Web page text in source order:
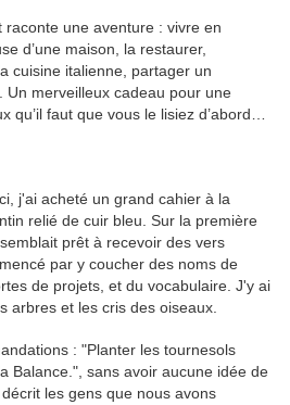
une aventure : vivre en
d’une maison, la restaurer,
cuisine italienne, partager un
Un merveilleux cadeau pour une
qu’il faut que vous le lisiez d’abord…
j'ai acheté un grand cahier à la
relié de cuir bleu. Sur la première
prêt à recevoir des vers
par y coucher des noms de
de projets, et du vocabulaire. J'y ai
arbres et les cris des oiseaux.
: "Planter les tournesols
Balance.", sans avoir aucune idée de
les gens que nous avons